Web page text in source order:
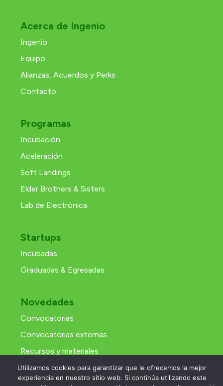
Acerca de Ingenio
Ingenio
Equipo
Alianzas, Acuerdos y Perks
Contacto
Programas
Incubación
Aceleración
Soft Landings
Elder Brothers & Sisters
Lab de Electrónica
Startups
Incubadas
Graduadas & Egresadas
Novedades
Convocatorias
Convocatorias externas
Recursos y materiales
Utilizamos cookies para garantizar que le ofrecemos la mejor
experiencia en nuestro sitio web. Si continúa utilizando este